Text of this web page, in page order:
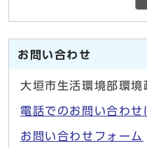
お問い合わせ
大垣市生活環境部環
電話でのお問い合わせ
お問い合わせフォーム